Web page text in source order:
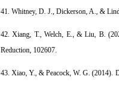
41. Whitney, D. J., Dickerson, A., &
42. Xiang, T., Welch, E., & Liu, B.
Reduction, 102607.
43. Xiao, Y., & Peacock, W. G. (2014).